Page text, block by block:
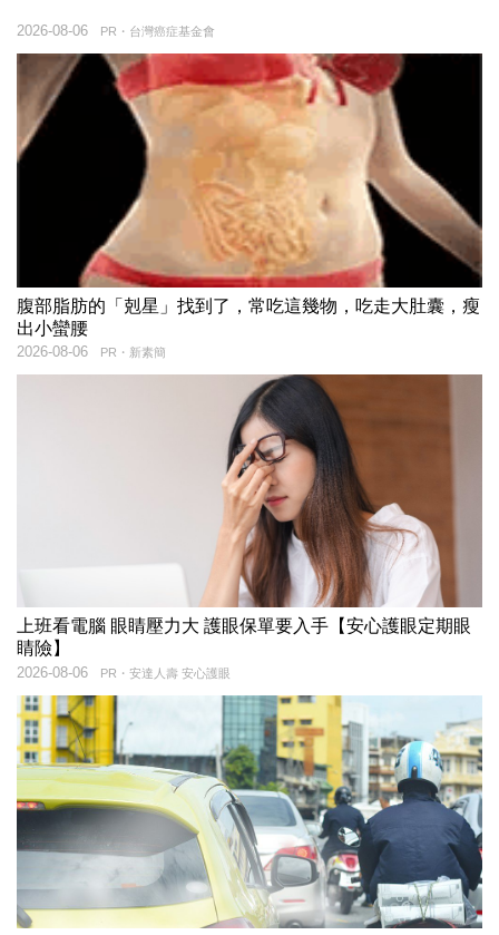
PR・台灣癌症基金會
2026-08-06
腹部脂肪的「剋星」找到了，常吃這幾物，吃走大肚囊，瘦
出小蠻腰
PR・新素簡
2026-08-06
上班看電腦 眼睛壓力大 護眼保單要入手【安心護眼定期眼
睛險】
PR・安達人壽 安心護眼
2026-08-06